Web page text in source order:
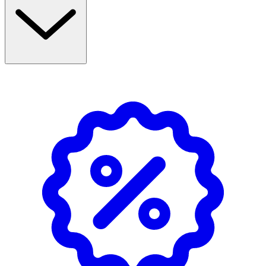
huden. Berikad med 9 olika typer av probiotika och
prebiotika som återfuktar och stärker den naturliga
hudbarriären.
Användning
lager jämnt över ansikte och dekolletage. Kan även
användas på kroppen.
- Återapplicera under dagen, särskilt efter
handukstorkning, bad eller när du svettas.
- Det bästa skyddet är att undvika direkt solexponering
mitt på dagen när solen är som starkast.
- Du bör inte vistas för länge i solen även när du har
solskydd. Överexponering av sol innebär en hälsorisk.
- Skydda spädbarn och småbarn från direkt solljus.